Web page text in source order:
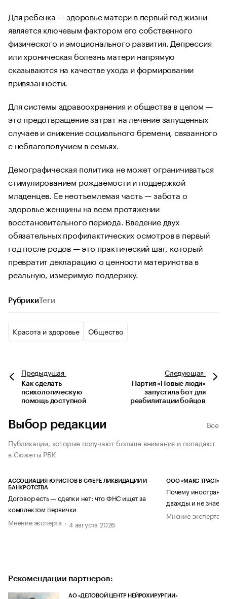
Для ребенка — здоровье матери в первый год жизни
является ключевым фактором его собственного
физического и эмоционального развития. Депрессия
или хроническая болезнь матери напрямую
сказываются на качестве ухода и формировании
привязанности.
Для системы здравоохранения и общества в целом —
это предотвращение затрат на лечение запущенных
случаев и снижение социального бремени, связанного
с неблагополучием в семьях.
Демографическая политика не может ограничиваться
стимулированием рождаемости и поддержкой
младенцев. Ее неотъемлемая часть — забота о
здоровье женщины на всем протяжении
восстановительного периода. Введение двух
обязательных профилактических осмотров в первый
год после родов — это практический шаг, который
превратит декларацию о ценности материнства в
реальную, измеримую поддержку.
Рубрики Теги
Красота и здоровье Общество
Предыдущая
Как сделать
психологическую
помощь доступной
Следующая
Партия «Новые люди»
запустила бот для
реабилитации бойцов
Выбор редакции
Все
Публикации, которые получают больше внимания и попадают
в Сюжеты РБК
АССОЦИАЦИЯ ЮРИСТОВ В СФЕРЕ ЛИКВИДАЦИИ И
БАНКРОТСТВА
Договор есть — сделки нет: что ФНС ищет за
комплектом первички
Мнение эксперта
4 августа 2026
ООО «МАКС ТРАСТ»
Почему
дважды и не знает
Мнение эксперта
Рекомендации партнеров:
АО «ДЕЛОВОЙ ЦЕНТР НЕЙРОХИРУРГИИ»